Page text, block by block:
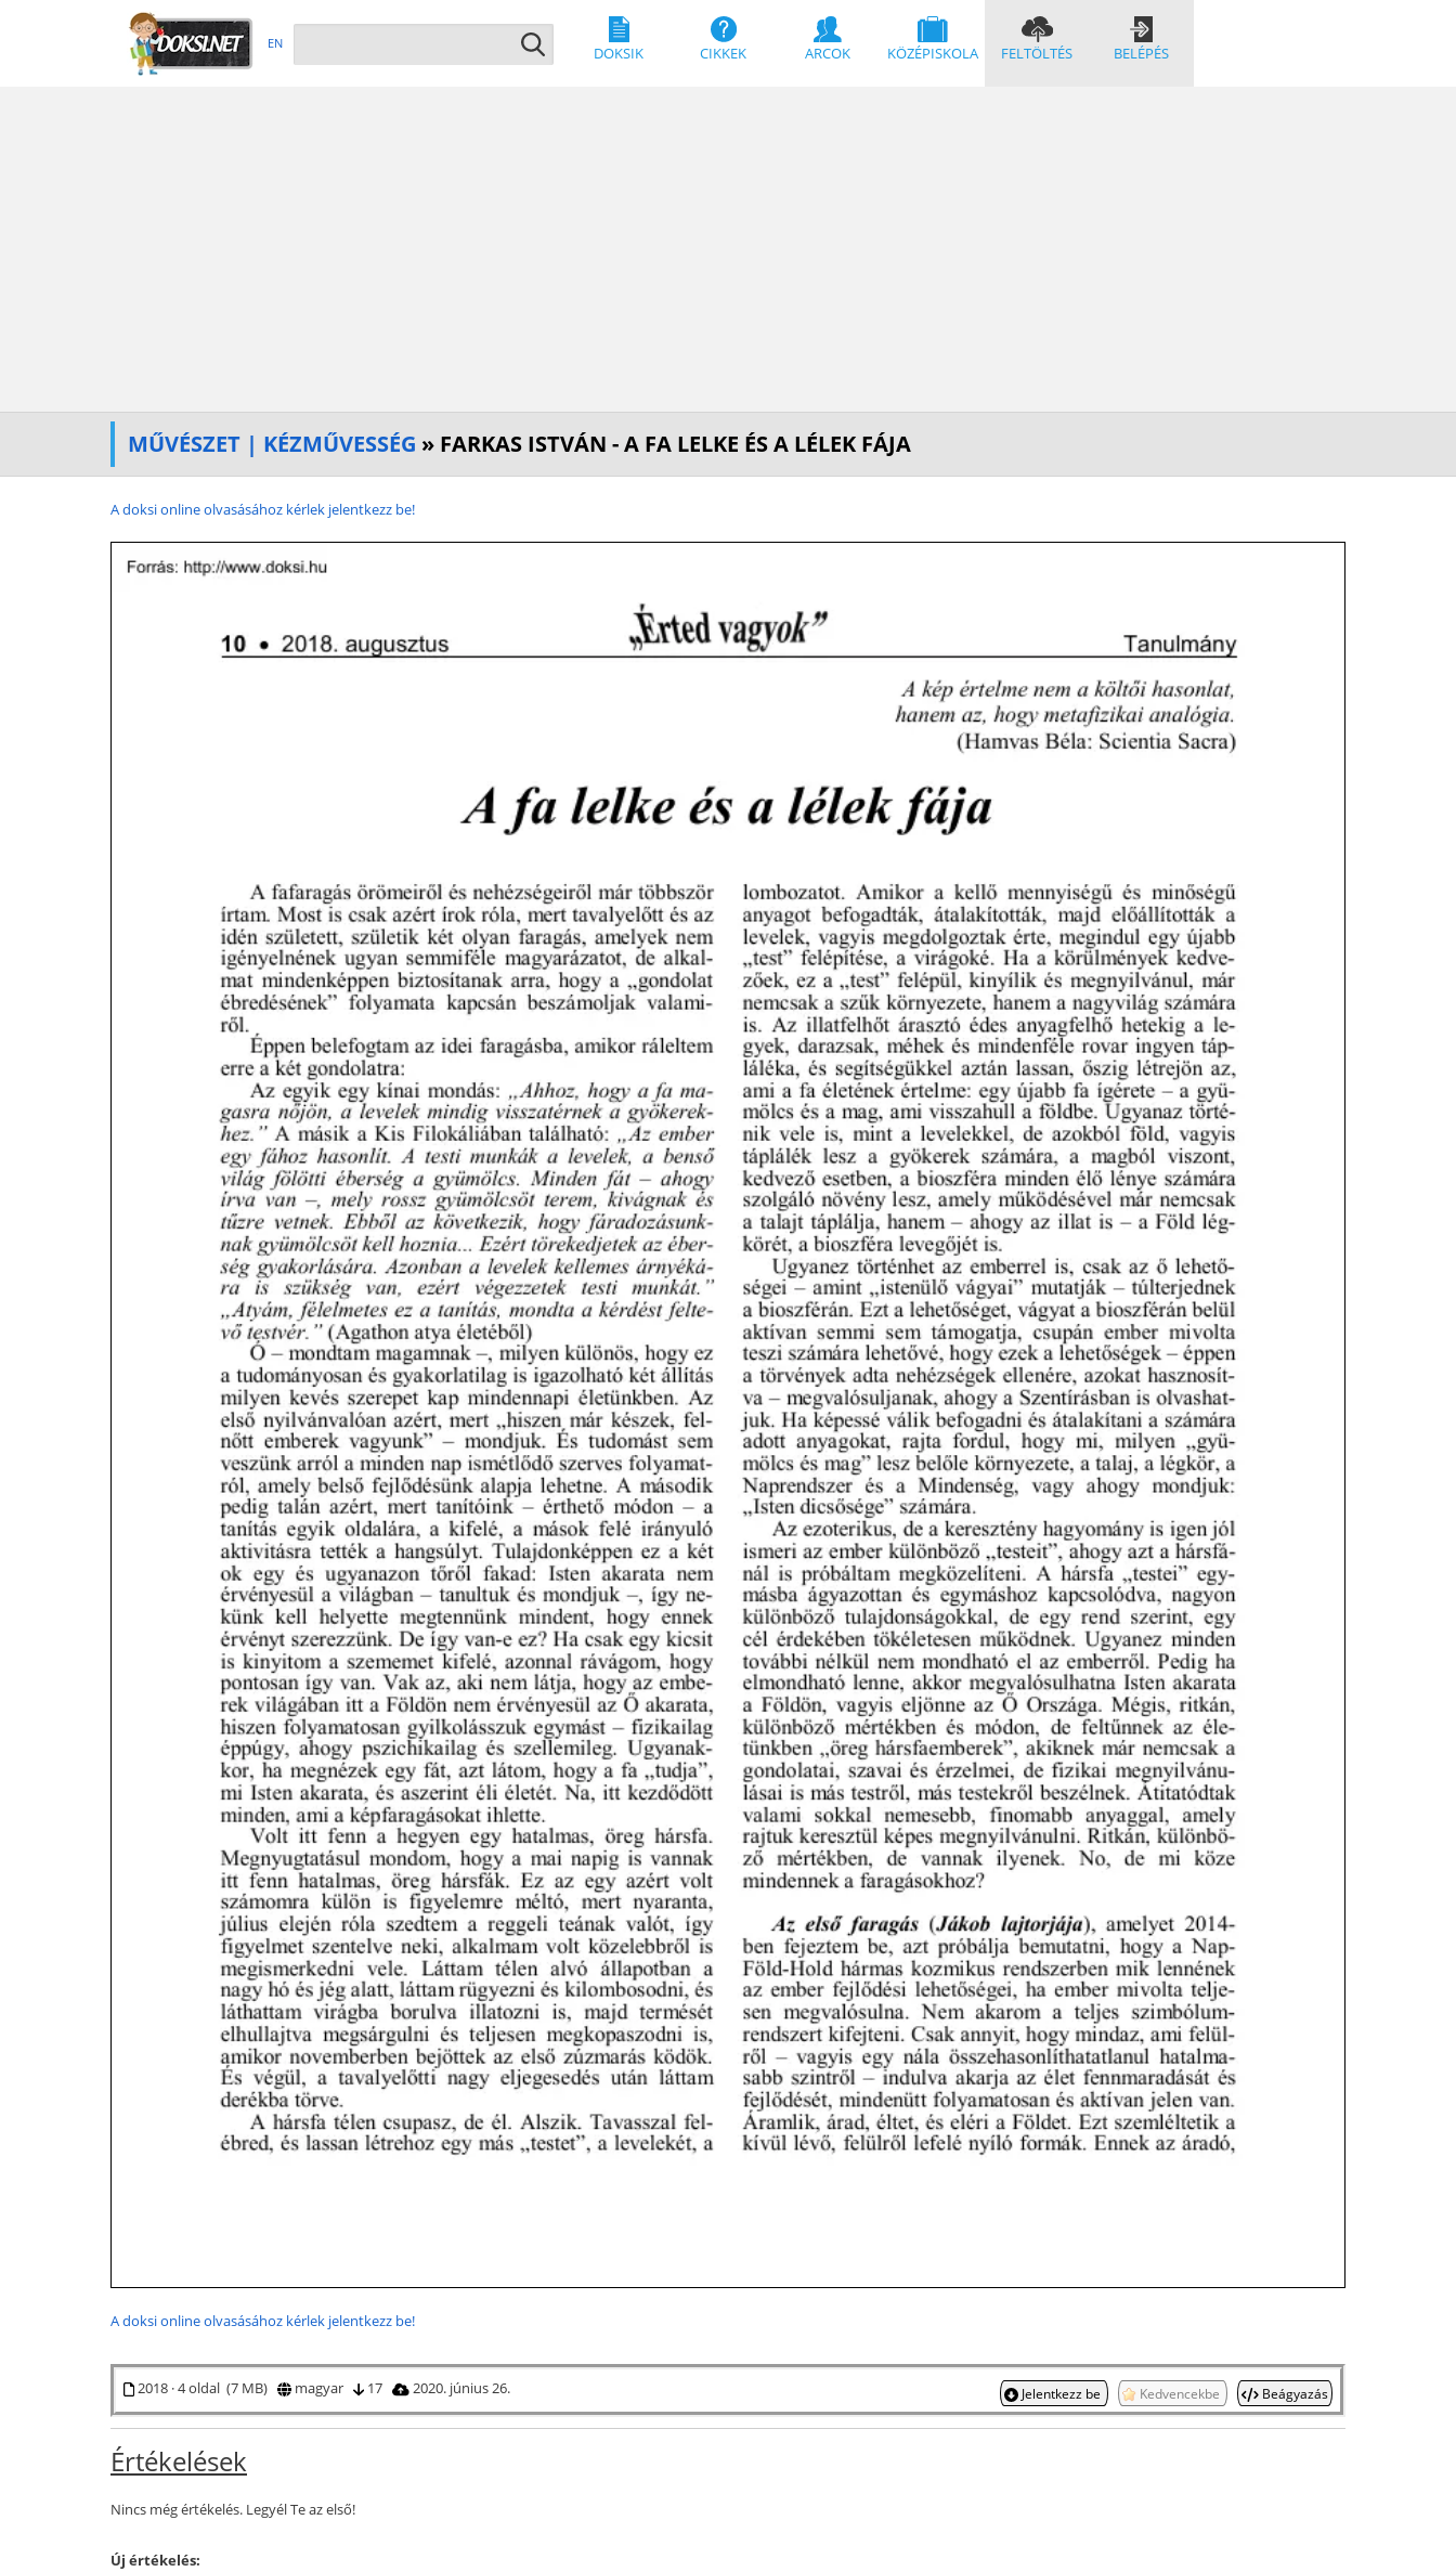
EN
DOKSIK CIKKEK ARCOK KÖZÉPISKOLA FELTÖLTÉS BELÉPÉS
MŰVÉSZET | KÉZMŰVESSÉG » FARKAS ISTVÁN - A FA LELKE ÉS A LÉLEK FÁJA
A doksi online olvasásához kérlek jelentkezz be!
A doksi online olvasásához kérlek jelentkezz be!
2018 · 4 oldal (7 MB) magyar 17 2020. június 26. Jelentkezz be Kedvencekbe Beágyazás
Értékelések
Nincs még értékelés. Legyél Te az első!
Új értékelés: